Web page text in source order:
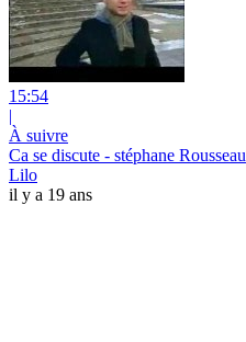
15:54
|
À suivre
Ca se discute - stéphane Rousseau
Lilo
il y a 19 ans